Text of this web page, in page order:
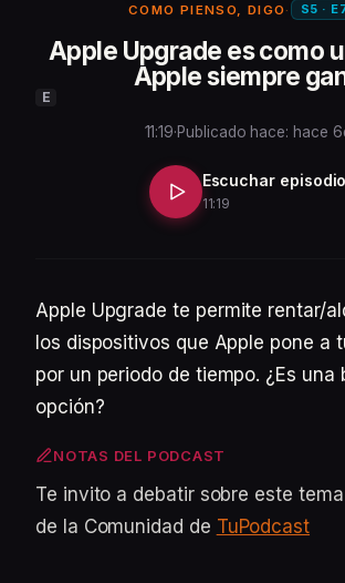
COMO PIENSO, DIGO · S5 ·
Apple Upgrade es como
Apple siempre
E
11:19·Publicado hace: hace
Escuchar episodio
11:19
Apple Upgrade te permite rentar/
los dispositivos que Apple pone a
por un periodo de tiempo. ¿Es una
opción?
NOTAS DEL PODCAST
Te invito a debatir sobre este
de la Comunidad de TuPodcast